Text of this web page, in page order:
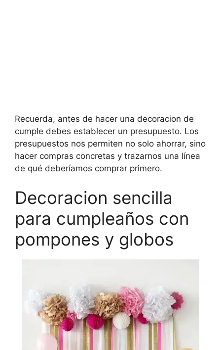
Recuerda, antes de hacer una decoracion de
cumple debes establecer un presupuesto. Los
presupuestos nos permiten no solo ahorrar, sino
hacer compras concretas y trazarnos una línea
de qué deberíamos comprar primero.
Decoracion sencilla
para cumpleaños con
pompones y globos